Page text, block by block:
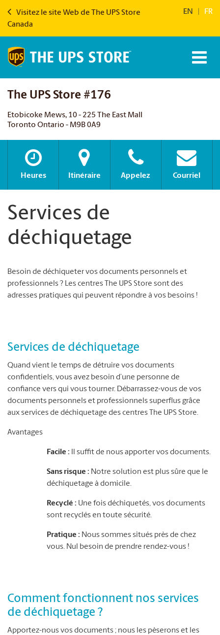
Visitez le site Web de The UPS Store
Canada
EN FR
The UPS Store #176
Etobicoke Mews, 10 - 225 The East Mall
Toronto Ontario - M9B 0A9
Heures Itinéraire Appelez Courriel
Services de
déchiquetage
Besoin de déchiqueter vos documents personnels et
professionnels ? Les centres The UPS Store sont des
adresses pratiques qui peuvent répondre à vos besoins !
Services de déchiquetage
Quand vient le temps de détruire vos documents
confidentiels, vous avez besoin d’une personne de
confiance vers qui vous tourner. Débarrassez-vous de vos
documents personnels et professionnels superflus grâce
aux services de déchiquetage des centres The UPS Store.
Avantages
Facile : Il suffit de nous apporter vos documents.
Sans risque : Notre solution est plus sûre que le
déchiquetage à domicile.
Recyclé : Une fois déchiquetés, vos documents
sont recyclés en toute sécurité.
Pratique : Nous sommes situés près de chez
vous. Nul besoin de prendre rendez-vous !
Comment fonctionnent nos services
de déchiquetage ?
Apportez-nous vos documents ; nous les pèserons et les